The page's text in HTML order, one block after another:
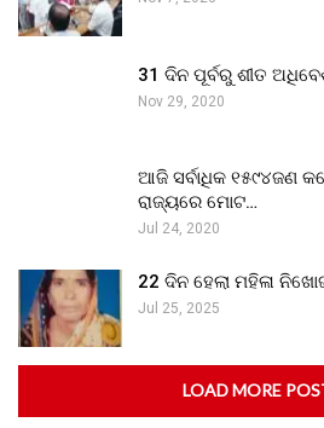
31 ଦିନ ପୂର୍ବରୁ ଶୀତ
Nov 29, 2020
ଆଜି ସର୍ବାଧିକ ୧୫୯୪ଜଣ
ରାଜ୍ୟରେ ମୋଟ…
Jul 24, 2020
22 ଦିନ ହେଲା ମହିଳା
Jul 25, 2025
LOAD MORE